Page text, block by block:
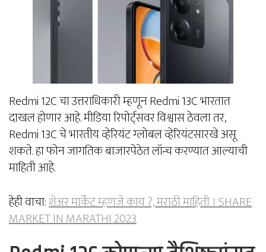
Redmi 12C चा उत्तराधिकारी म्हणून Redmi 13C भारतात
दाखल होणार आहे. मीडिया रिपोर्ट्सवर विश्वास ठेवला तर,
Redmi 13C चे भारतीय व्हेरियंट ग्लोबल व्हेरियंटसारखे असू
शकते. हा फोन जागतिक बाजारपेठेत लॉन्च करण्यात आल्याची
माहिती आहे.
हेही वाचा:शेअर मार्केट म्हणजे काय ?, मराठी माहिती । SHARE
MARKET IN MARATHI 2023